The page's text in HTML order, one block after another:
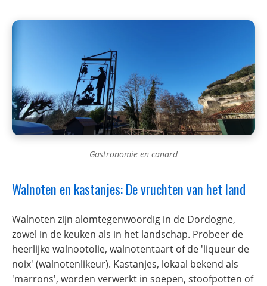
Gastronomie en canard
Walnoten en kastanjes: De vruchten van het land
Walnoten zijn alomtegenwoordig in de Dordogne,
zowel in de keuken als in het landschap. Probeer de
heerlijke walnootolie, walnotentaart of de 'liqueur de
noix' (walnotenlikeur). Kastanjes, lokaal bekend als
'marrons', worden verwerkt in soepen, stoofpotten of